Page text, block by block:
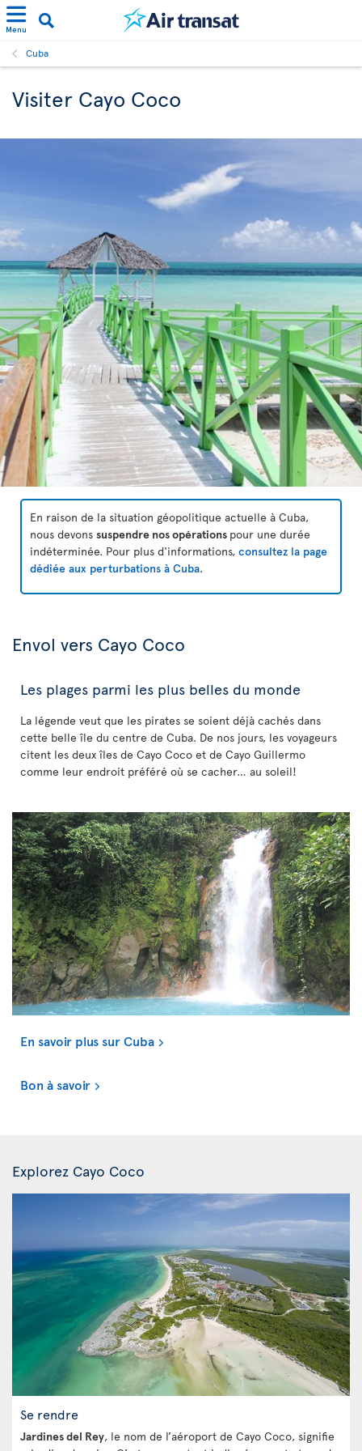
Menu
Cuba
Visiter Cayo Coco
En raison de la situation géopolitique actuelle à Cuba,
nous devons suspendre nos opérations pour une durée
indéterminée. Pour plus d'informations, consultez la page
dédiée aux perturbations à Cuba.
Envol vers Cayo Coco
Les plages parmi les plus belles du monde
La légende veut que les pirates se soient déjà cachés dans
cette belle île du centre de Cuba. De nos jours, les voyageurs
citent les deux îles de Cayo Coco et de Cayo Guillermo
comme leur endroit préféré où se cacher… au soleil!
En savoir plus sur Cuba
Bon à savoir
Explorez Cayo Coco
Se rendre
Jardines del Rey, le nom de l’aéroport de Cayo Coco, signifie